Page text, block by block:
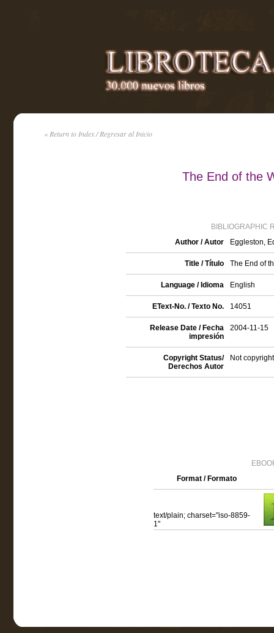
« Return to Index / Regresar al Inicio
The End of the
BIBLIOGRAPHIC
Author / Autor
Eggleston,
Title / Título The End of
Language / Idioma English
EText-No. / Texto No. 14051
Release Date / Fecha
impresión
2004-11-15
Copyright Status/
Derechos Autor
Not
Format / Formato
text/plain; charset="iso-8859-
1"